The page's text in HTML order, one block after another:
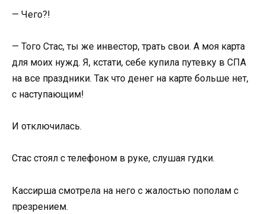
— Чего?!
— Того Стас, ты же инвестор, трать свои. А моя карта
для моих нужд. Я, кстати, себе купила путевку в СПА
на все праздники. Так что денег на карте больше нет,
с наступающим!
И отключилась.
Стас стоял с телефоном в руке, слушая гудки.
Кассирша смотрела на него с жалостью пополам с
презрением.